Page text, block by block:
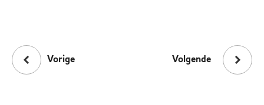
Vorige Volgende